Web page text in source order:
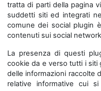
tratta di parti della pagina
suddetti siti ed integrati
comune dei social plugin
contenuti sui social
La presenza di questi
cookie da e verso tutti i siti
delle informazioni raccolte
relative informative cui